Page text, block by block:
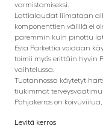
varmistamiseksi.
Lattialaudat liimataan
komponenttien välillä ei
paremmin kuin pinottu
Esta Parkettia voidaan
toimii myös erittäin hyvin
vaihtelussa.
Tuotannossa käytetyt
tiukimmat
Pohjakerros on
Levitä kerros